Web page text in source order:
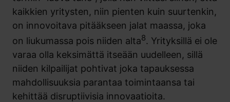
kaikkien yritysten, niin pienten kuin suurtenkin,
on innovoitava pitääkseen jalat maassa, joka
on liukumassa pois niiden alta8. Yrityksillä ei ole
varaa olla keksimättä itseään uudelleen, sillä
niiden kilpailijat pohtivat joka tapauksessa
mahdollisuuksia parantaa toimintaansa tai
kehittää disruptiivisia innovaatioita.